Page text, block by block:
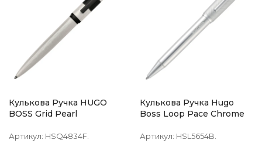
Кулькова Ручка HUGO
BOSS Grid Pearl
Артикул: HSQ4834F.
Кулькова Ручка Hugo
Boss Loop Pace Chrome
Артикул: HSL5654B.